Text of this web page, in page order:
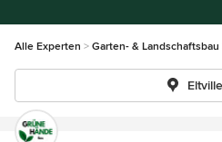
Alle Experten Garten- & Landschaftsbau
Eltville